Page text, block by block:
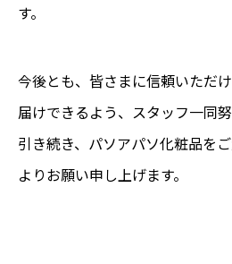
す。
今後とも、皆さまに信頼いただ
届けできるよう、スタッフ一同努
引き続き、パソアパソ化粧品を
よりお願い申し上げます。